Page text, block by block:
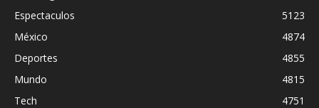
Espectaculos
5123
México
4874
Deportes
4855
Mundo
4815
Tech
4751